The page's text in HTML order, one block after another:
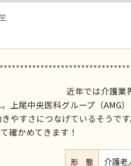
近年では介護業
上尾中央医科グループ（AMG
やすさにつなげているそうで
確かめてきます！
形 態 介護老